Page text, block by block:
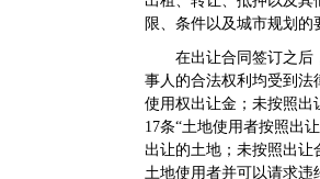
限、条件以及城市规划的
在出让合同签订之后
事人的合法权利均受到法
使用权出让金；未按照出
17条“土地使用者按照出
出让的土地；未按照出让
土地使用者并可以请求违